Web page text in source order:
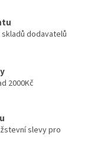
dodavatelů
2000Kč
slevy pro